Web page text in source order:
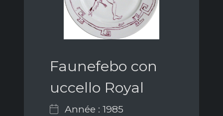
Faunefebo con
uccello Royal
Année : 1985